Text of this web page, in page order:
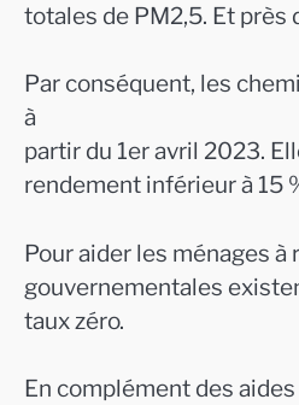
totales de PM2,5. Et près
Par conséquent, les
à
partir du 1er avril 2023.
rendement inférieur à 15
Pour aider les ménages
gouvernementales
taux zéro.
En complément des